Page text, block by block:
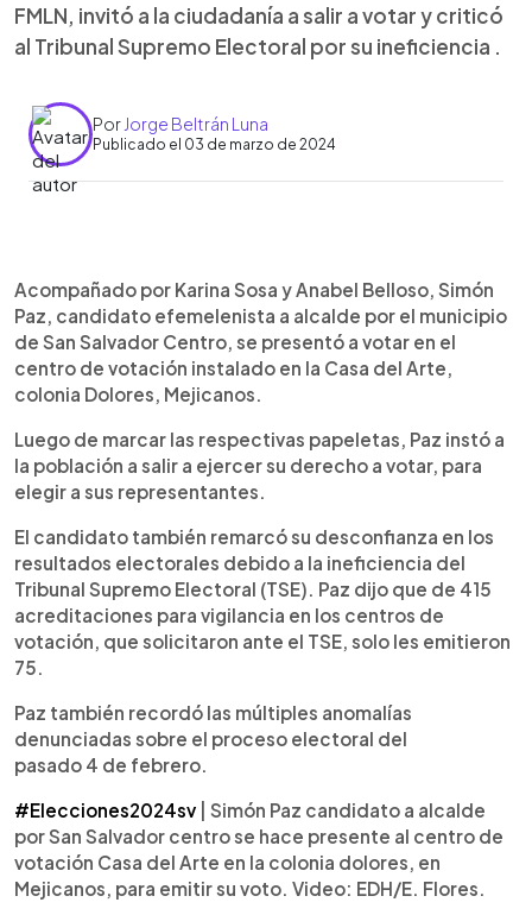
FMLN, invitó a la ciudadanía a salir a votar y criticó
al Tribunal Supremo Electoral por su ineficiencia .
Por Jorge Beltrán Luna
Publicado el 03 de marzo de 2024
Escuchar artículo
Acompañado por Karina Sosa y Anabel Belloso, Simón
Paz, candidato efemelenista a alcalde por el municipio
de San Salvador Centro, se presentó a votar en el
centro de votación instalado en la Casa del Arte,
colonia Dolores, Mejicanos.
Luego de marcar las respectivas papeletas, Paz instó a
la población a salir a ejercer su derecho a votar, para
elegir a sus representantes.
El candidato también remarcó su desconfianza en los
resultados electorales debido a la ineficiencia del
Tribunal Supremo Electoral (TSE). Paz dijo que de 415
acreditaciones para vigilancia en los centros de
votación, que solicitaron ante el TSE, solo les emitieron
75.
Paz también recordó las múltiples anomalías
denunciadas sobre el proceso electoral del
pasado 4 de febrero.
#Elecciones2024sv | Simón Paz candidato a alcalde
por San Salvador centro se hace presente al centro de
votación Casa del Arte en la colonia dolores, en
Mejicanos, para emitir su voto. Video: EDH/E. Flores.